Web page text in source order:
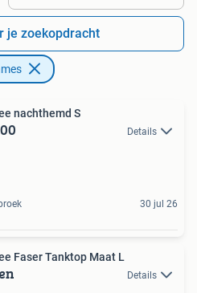
je zoekopdracht
nachthemd S
Details
30 jul 26
Faser Tanktop Maat L
Details